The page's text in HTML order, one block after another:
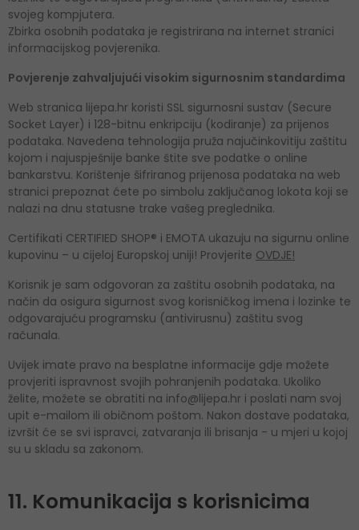
svojeg kompjutera.
Zbirka osobnih podataka je registrirana na internet stranici
informacijskog povjerenika.
Povjerenje zahvaljujući visokim sigurnosnim standardima
Web stranica lijepa.hr koristi SSL sigurnosni sustav (Secure
Socket Layer) i 128-bitnu enkripciju (kodiranje) za prijenos
podataka. Navedena tehnologija pruža najučinkovitiju zaštitu
kojom i najuspješnije banke štite sve podatke o online
bankarstvu. Korištenje šifriranog prijenosa podataka na web
stranici prepoznat ćete po simbolu zaključanog lokota koji se
nalazi na dnu statusne trake vašeg preglednika.
Certifikati CERTIFIED SHOP® i EMOTA ukazuju na sigurnu online
kupovinu – u cijeloj Europskoj uniji! Provjerite OVDJE!
Korisnik je sam odgovoran za zaštitu osobnih podataka, na
način da osigura sigurnost svog korisničkog imena i lozinke te
odgovarajuću programsku (antivirusnu) zaštitu svog
računala.
Uvijek imate pravo na besplatne informacije gdje možete
provjeriti ispravnost svojih pohranjenih podataka. Ukoliko
želite, možete se obratiti na info@lijepa.hr i poslati nam svoj
upit e-mailom ili običnom poštom. Nakon dostave podataka,
izvršit će se svi ispravci, zatvaranja ili brisanja - u mjeri u kojoj
su u skladu sa zakonom.
11. Komunikacija s korisnicima